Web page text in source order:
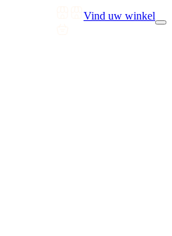
Vind uw winkel